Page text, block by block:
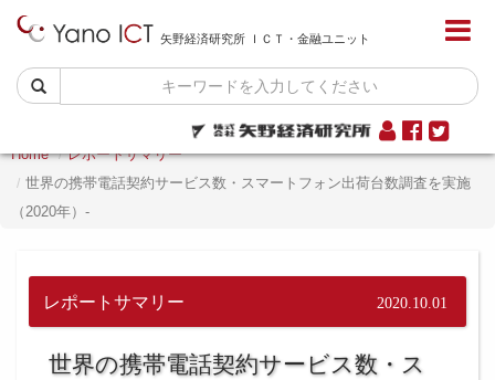
矢野経済研究所 ＩＣＴ・金融ユニット
Home
レポートサマリー
世界の携帯電話契約サービス数・スマートフォン出荷台数調査を実施
（2020年）-
レポートサマリー 2020.10.01
世界の携帯電話契約サービス数・ス